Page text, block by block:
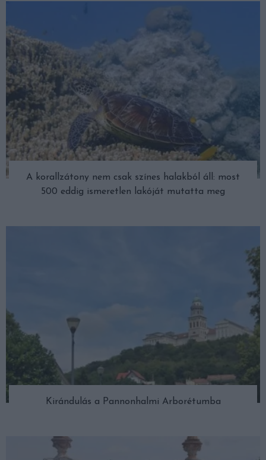
A korallzátony nem csak színes halakból áll: most
500 eddig ismeretlen lakóját mutatta meg
Kirándulás a Pannonhalmi Arborétumba